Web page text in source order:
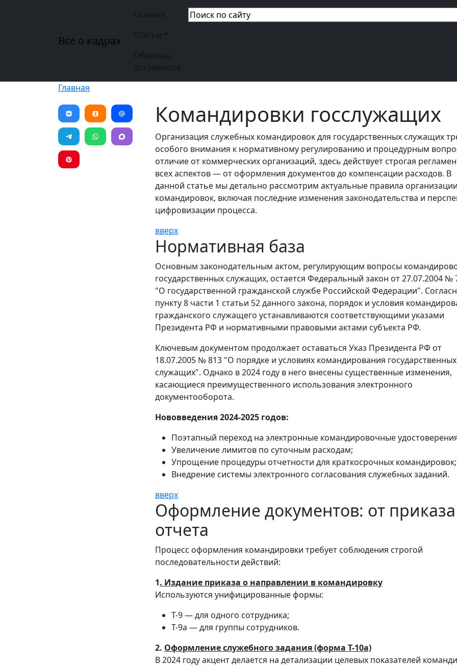
Все о кадрах
Основная навигация
Главная
Командировки госслужащих
Организация служебных командировок для государственных служащих
особого внимания к нормативному регулированию и процедурным
отличие от коммерческих организаций, здесь действует строгая
всех аспектов — от оформления документов до компенсации расходов. В
данной статье мы детально рассмотрим актуальные правила организации
командировок, включая последние изменения законодательства и
цифровизации процесса.
вверх
Нормативная база
Основным законодательным актом, регулирующим вопросы
государственных служащих, остается Федеральный закон от 27.07.2004 №
"О государственной гражданской службе Российской Федерации".
пункту 8 части 1 статьи 52 данного закона, порядок и условия
гражданского служащего устанавливаются соответствующими указами
Президента РФ и нормативными правовыми актами субъекта РФ.
Ключевым документом продолжает оставаться Указ Президента РФ от
18.07.2005 № 813 "О порядке и условиях командирования государственных
служащих". Однако в 2024 году в него внесены существенные изменения,
касающиеся преимущественного использования электронного
документооборота.
Нововведения 2024-2025 годов:
Поэтапный переход на электронные командировочные
Увеличение лимитов по суточным расходам;
Упрощение процедуры отчетности для краткосрочных командировок;
Внедрение системы электронного согласования служебных заданий.
вверх
Оформление документов: от
отчета
Процесс оформления командировки требует соблюдения строгой
последовательности действий:
1. Издание приказа о направлении в командировку
Используются унифицированные формы:
Т-9 — для одного сотрудника;
Т-9а — для группы сотрудников.
2. Оформление служебного задания (форма Т-10а)
В 2024 году акцент делается на детализации целевых показателей